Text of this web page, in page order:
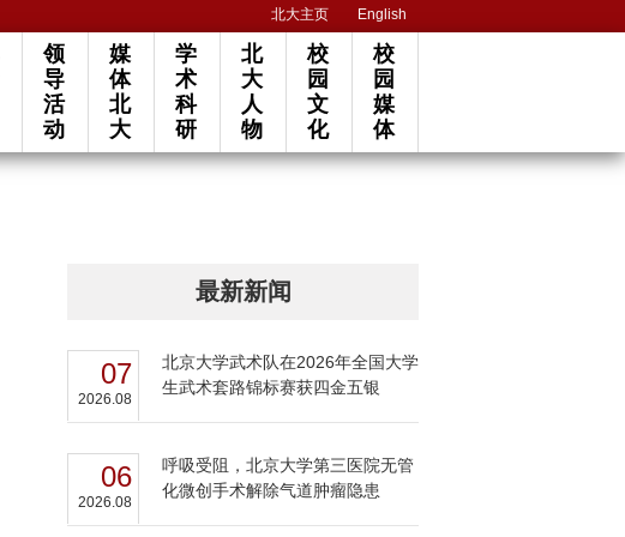
北大主页 English
领
导
活
动
媒
体
北
大
学
术
科
研
北
大
人
物
校
园
文
化
校
园
媒
体
最新新闻
07
2026.08
北京大学武术队在2026年全国大学
生武术套路锦标赛获四金五银
06
2026.08
呼吸受阻，北京大学第三医院无管
化微创手术解除气道肿瘤隐患